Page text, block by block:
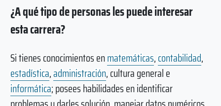
¿A qué tipo de personas les puede interesar
esta carrera?
Si tienes conocimientos enmatemáticas,contabilidad,
estadística,administración, cultura general e
informática; posees habilidades en identificar